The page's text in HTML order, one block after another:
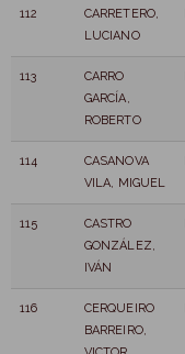
112
CARRETERO,
LUCIANO
113
CARRO
GARCÍA,
ROBERTO
114
CASANOVA
VILA, MIGUEL
115
CASTRO
GONZÁLEZ,
IVÁN
116
CERQUEIRO
BARREIRO,